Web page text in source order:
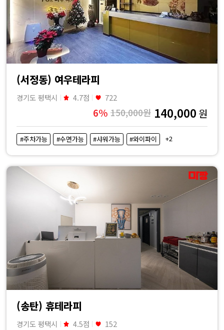
(서정동) 여우테라피
경기도 평택시 4.7점 722
6% 150,000원 140,000 원
#주차가능 #수면가능 #샤워가능 #와이파이 +2
(송탄) 휴테라피
경기도 평택시 4.5점 152